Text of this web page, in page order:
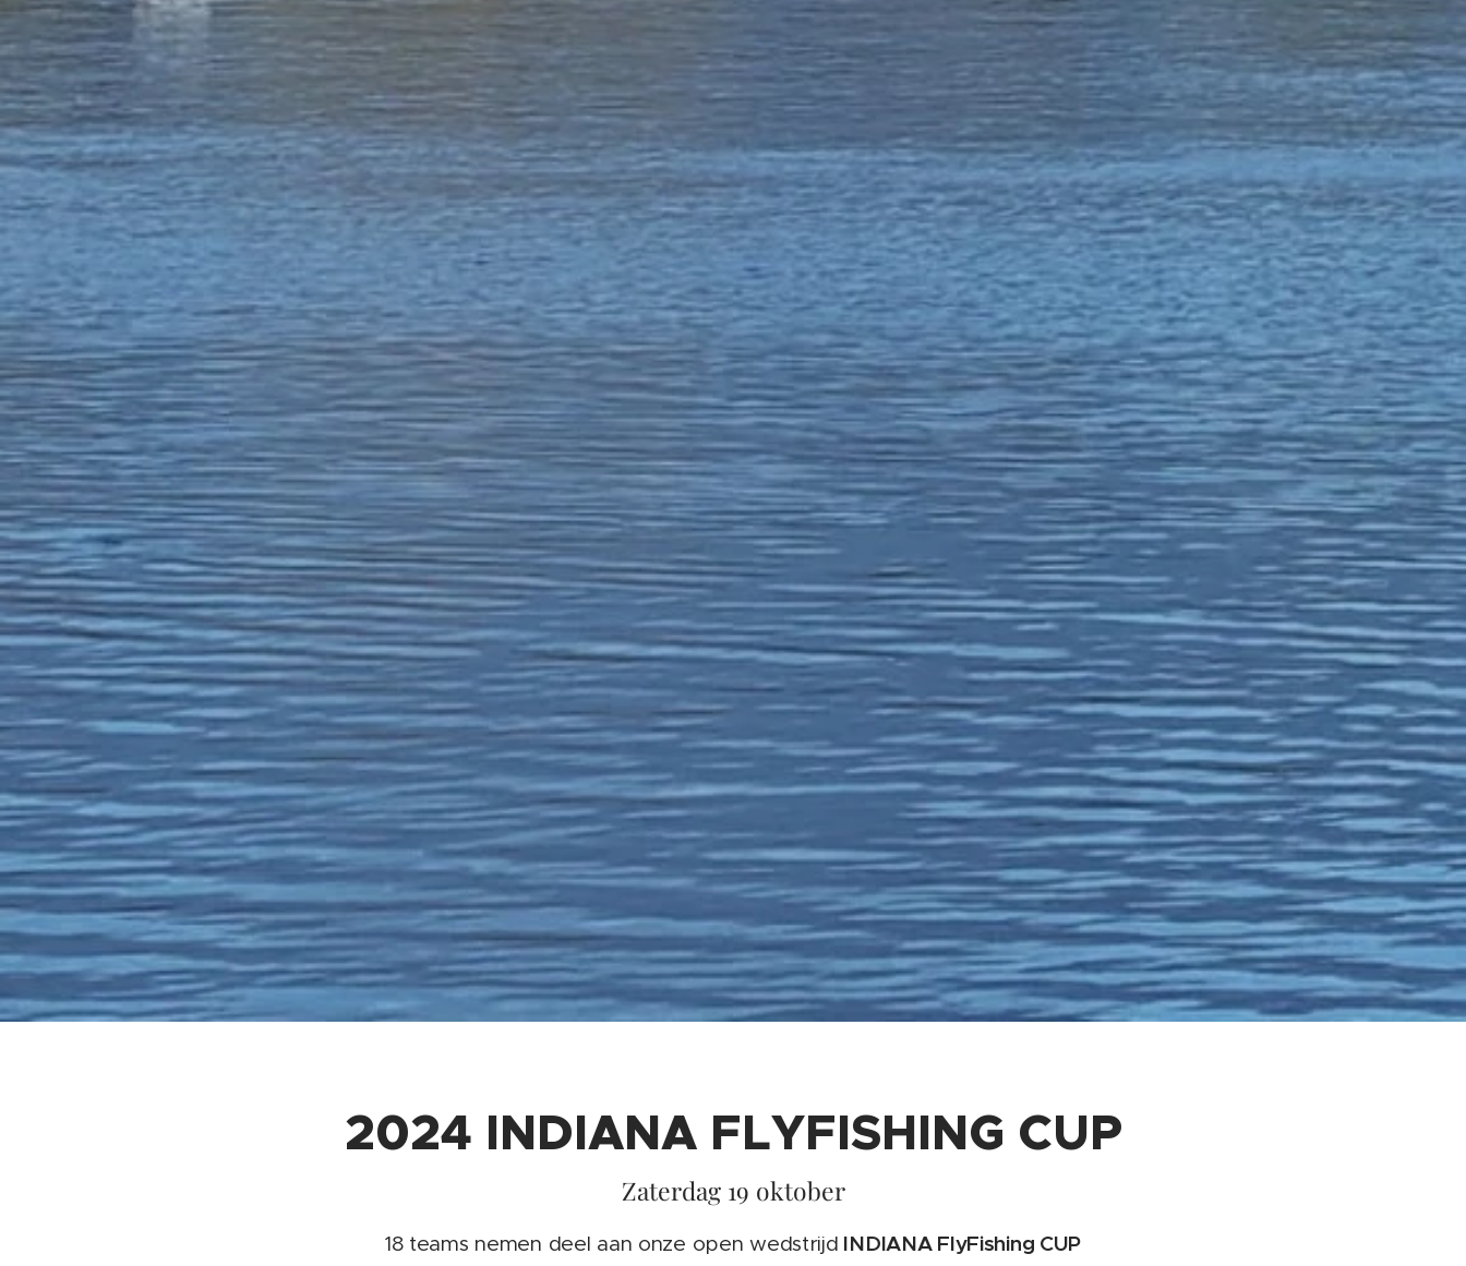
2024 INDIANA FLYFISHING CUP
Zaterdag 19 oktober
18 teams nemen deel aan onze open wedstrijd INDIANA FlyFishing CUP